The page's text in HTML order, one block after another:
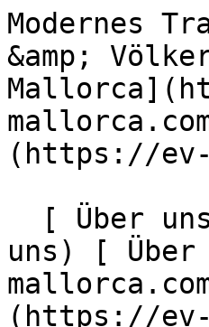
Modernes Traum-Projekt in einem Wohngebiet - Engel &amp; Völkers Mallorca                [ ![EV Mallorca](https://cdn.ev-mallorca.com/images/web/EV_Logo_RGB.svg) ](https://ev-mallorca.com/de)  Mallorca  

  [ Über uns ](https://ev-mallorca.com/de/ueber-uns) [ Über Mallorca ](https://ev-mallorca.com/de/ueber-mallorca) [ Kontakt ](https://ev-mallorca.com/de/standorte) [ Immobilie verkaufen ](https://ev-mallorca.com/de/immobilie-auf-mallorca-verkaufen) [    Mein Account  ](https://ev-mallorca.com/de/mein-account)   Deutsch       [ English ](https://ev-mallorca.com/en/mallorca-property/modern-dream-project-in-a-residential-area-W-02OKRQ)   [ Español ](https://ev-mallorca.com/es/inmueble-mallorca/moderno-proyecto-de-sueno-en-zona-residencial-W-02OKRQ)    [ Català ](https://ev-mallorca.com/ca/immoble-mallorca/un-projecte-de-somni-modern-en-una-zona-residencial-W-02OKRQ)   [ Svenska ](https://ev-mallorca.com/sv/mallorca-fastighet/modernt-dromprojekt-i-ett-bostadsomrade-W-02OKRQ)   [ Français ](https://ev-mallorca.com/fr/bien-majorque/projet-de-reve-moderne-dans-un-quartier-residentiel-W-02OKRQ)   [ Polski ](https://ev-mallorca.com/pl/nieruchomosc-majorce/nowoczesny-projekt-marzen-w-dzielnicy-mieszkalnej-W-02OKRQ)   [ Italiano ](https://ev-mallorca.com/it/immobili-maiorca/moderno-progetto-da-sogno-in-una-zona-residenziale-W-02OKRQ)   [ Dutch ](https://ev-mallorca.com/nl/mallorca-eigendom/modern-droomproject-in-een-woonwijk-W-02OKRQ)   [ Русский ](https://ev-mallorca.com/ru/nedvizhimost-mayorka/sovremennyi-proekt-mecty-v-zilom-raione-W-02OKRQ)   [ Dansk ](https://ev-mallorca.com/da/mallorca-ejendom/moderne-drommeprojekt-i-et-boligomrade-W-02OKRQ)   

  Kaufen  [ Alle Immobilien ](https://ev-mallorca.com/de/mallorca-immobilien?contract_type=0) [ Haus ](https://ev-mallorca.com/de/mallorca-immobilien?contract_type=0&type%5B0%5D=0) [ Finca ](https://ev-mallorca.com/de/mallorca-immobilien?contract_type=0&type%5B0%5D=1) [ Apartment ](https://ev-mallorca.com/de/mallorca-immobilien?contract_type=0&type%5B0%5D=2) [ Penthouse ](https://ev-mallorca.com/de/mallorca-immobilien?contract_type=0&type%5B0%5D=5) [ Grundstück ](https://ev-mallorca.com/de/mallorca-immobilien?contract_type=0&type%5B0%5D=3) [ Neubauprojekt ](https://ev-mallorca.com/